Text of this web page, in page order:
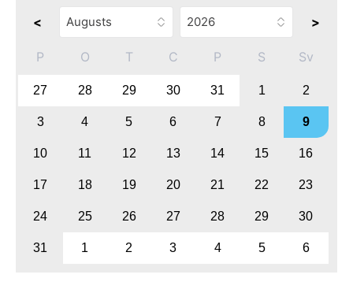
< >
P O T C P S Sv
27 28 29 30 31 1 2
3 4 5 6 7 8 9
10 11 12 13 14 15 16
17 18 19 20 21 22 23
24 25 26 27 28 29 30
31 1 2 3 4 5 6